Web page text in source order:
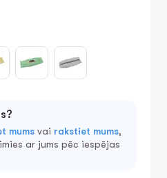
mums vai rakstiet mums,
ar jums pēc iespējas